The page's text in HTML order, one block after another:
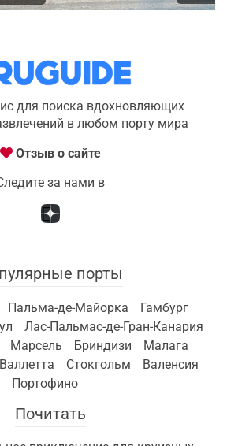
для поиска вдохновляющих
в любом порту мира
Отзыв о сайте
за нами в
порты
Пальма-де-Майорка
Гамбург
Лас-Пальмас-де-Гран-Канария
Марсель Бриндизи
Малага
Валлетта Стокгольм
Валенсия
Портофино
Почитать